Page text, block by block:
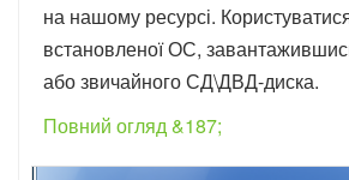
на нашому ресурсі.
встановленої ОС,
або звичайного СД\ДВД-диска.
Повний огляд &187;